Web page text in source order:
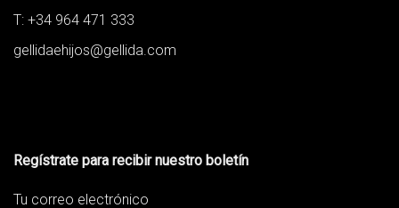
T: +34 964 471 333
gellidaehijos@gellida.com
Regístrate para recibir nuestro boletín
Tu correo electrónico